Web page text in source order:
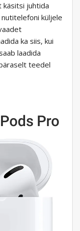
käsitsi juhtida
küljele
ka siis, kui
laadida
teedel
Pro